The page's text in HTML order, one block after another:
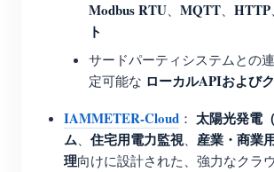
Modbus RTU、 MQTT、 HTTP、
ト
サードパーティシステムとの
定可能な ローカルAPIおよび
IAMMETER-Cloud ： 太陽光発電
ム、 住宅用電力監視、 産業・商業
理向けに設計された、強力なクラ